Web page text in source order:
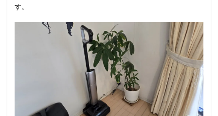
す。